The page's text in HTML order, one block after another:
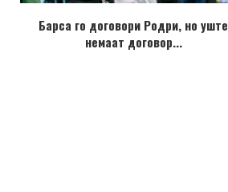
Барса го договори Родри, но уште
немаат договор...